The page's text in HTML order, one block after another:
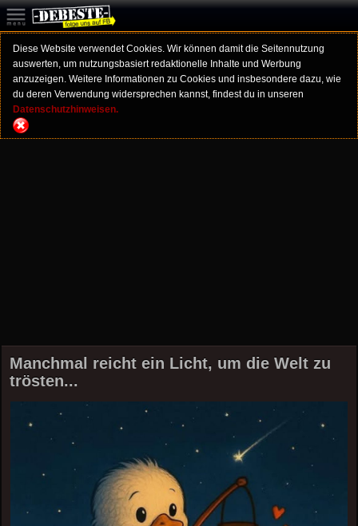
Diese Website verwendet Cookies. Wir können damit die Seitennutzung
auswerten, um nutzungsbasiert redaktionelle Inhalte und Werbung
anzuzeigen. Weitere Informationen zu Cookies und insbesondere dazu, wie
du deren Verwendung widersprechen kannst, findest du in unseren
Datenschutzhinweisen.
Manchmal reicht ein Licht, um die Welt zu
trösten...